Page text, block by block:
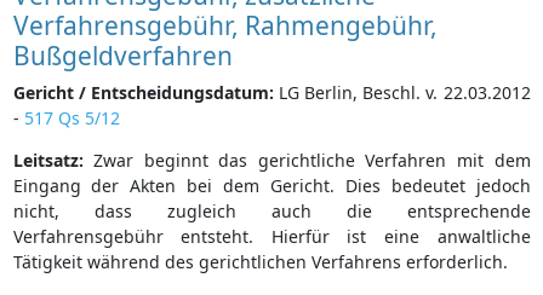
Verfahrensgebühr, Rahmengebühr,
Bußgeldverfahren
Gericht / Entscheidungsdatum: LG Berlin, Beschl. v. 22.03.2012
- 517 Qs 5/12
Leitsatz: Zwar beginnt das gerichtliche Verfahren mit dem
Eingang der Akten bei dem Gericht. Dies bedeutet jedoch
nicht, dass zugleich auch die entsprechende
Verfahrensgebühr entsteht. Hierfür ist eine anwaltliche
Tätigkeit während des gerichtlichen Verfahrens erforderlich.